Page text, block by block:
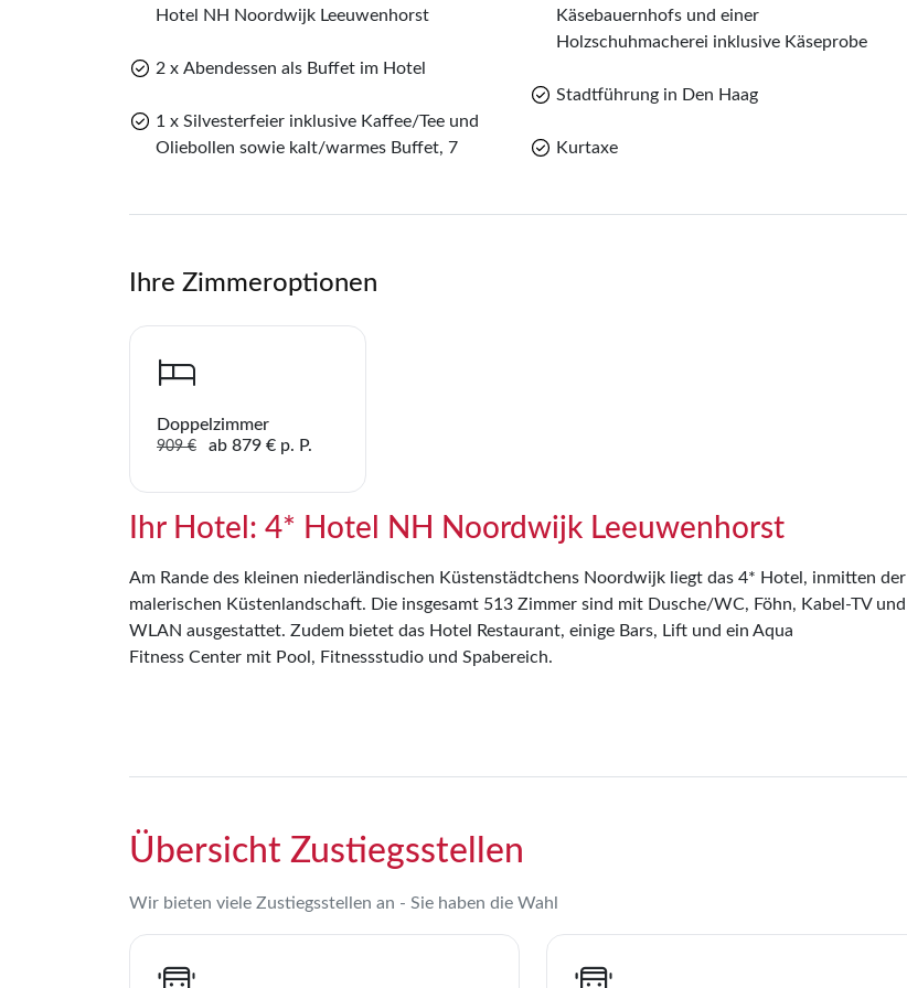
Hotel NH Noordwijk Leeuwenhorst
2 x Abendessen als Buffet im Hotel
1 x Silvesterfeier inklusive Kaffee/Tee und
Oliebollen sowie kalt/warmes Buffet, 7
Käsebauernhofs und einer
Holzschuhmacherei inklusive Käseprobe
Stadtführung in Den Haag
Kurtaxe
Ihre Zimmeroptionen
Doppelzimmer
909 € ab 879 € p. P.
Ihr Hotel: 4* Hotel NH Noordwijk Leeuwenhorst
Am Rande des kleinen niederländischen Küstenstädtchens Noordwijk liegt das 4* Hotel, inmitten der
malerischen Küstenlandschaft. Die insgesamt 513 Zimmer sind mit Dusche/WC, Föhn, Kabel-TV und
WLAN ausgestattet. Zudem bietet das Hotel Restaurant, einige Bars, Lift und ein Aqua
Fitness Center mit Pool, Fitnessstudio und Spabereich.
Übersicht Zustiegsstellen
Wir bieten viele Zustiegsstellen an - Sie haben die Wahl